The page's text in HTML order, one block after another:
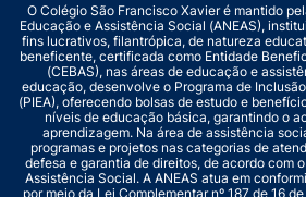
O Colégio São Francisco Xavier é mantido
Educação e Assistência Social (ANEAS),
fins lucrativos, filantrópica, de natureza
beneficente, certificada como Entidade
(CEBAS), nas áreas de educação e
educação, desenvolve o Programa de
(PIEA), oferecendo bolsas de estudo e
níveis de educação básica, garantindo o
aprendizagem. Na área de assistência
programas e projetos nas categorias de
defesa e garantia de direitos, de acordo com
Assistência Social. A ANEAS atua em
por meio da Lei Complementar nº 187 de 16